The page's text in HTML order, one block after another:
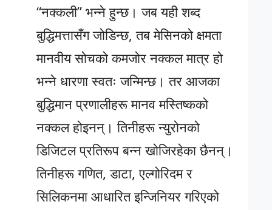
“नक्कली” भन्ने हुन्छ। जब यही शब्द
बुद्धिमत्तासँग जोडिन्छ, तब मेसिनको क्षमता
मानवीय सोचको कमजोर नक्कल मात्र हो
भन्ने धारणा स्वतः जन्मिन्छ। तर आजका
बुद्धिमान प्रणालीहरू मानव मस्तिष्कको
नक्कल होइनन्। तिनीहरू न्युरोनको
डिजिटल प्रतिरूप बन्न खोजिरहेका छैनन्।
तिनीहरू गणित, डाटा, एल्गोरिदम र
सिलिकनमा आधारित इन्जिनियर गरिएको